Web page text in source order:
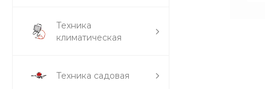
Техника
климатическая
Техника садовая